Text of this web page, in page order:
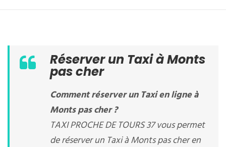
Réserver un Taxi à Monts
pas cher
Comment réserver un Taxi en ligne à
Monts pas cher ?
TAXI PROCHE DE TOURS 37 vous permet
de réserver un Taxi à Monts pas cher en